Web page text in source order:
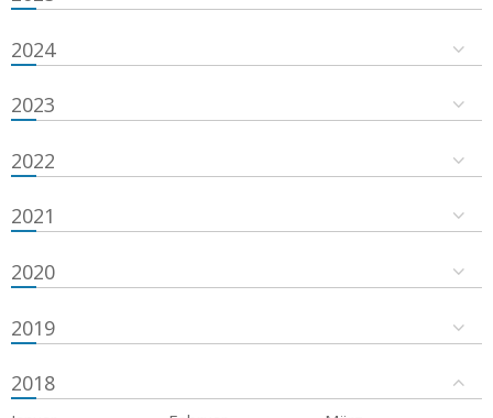
2024
2023
2022
2021
2020
2019
2018